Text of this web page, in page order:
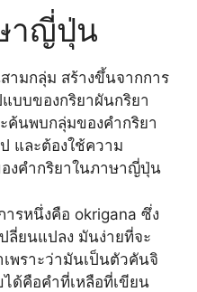
าญี่ปุ่น
มกลุ่ม สร้างขึ้นจากการ
บบของกริยาผันกริยา
ค้นพบกลุ่มของคำกริยา
และต้องใช้ความ
งคำกริยาในภาษาญี่ปุ่น
รหนึ่งคือ okrigana ซึ่ง
ลี่ยนแปลง มันง่ายที่จะ
เพราะว่ามันเป็นตัวคันจิ
ด้คือคำที่เหลือที่เขียน